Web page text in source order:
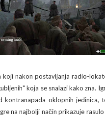
nakon postavljanja radio-
koja se snalazi kako zna.
kontranapada oklopnih jedinica,
na najbolji način prikazuje